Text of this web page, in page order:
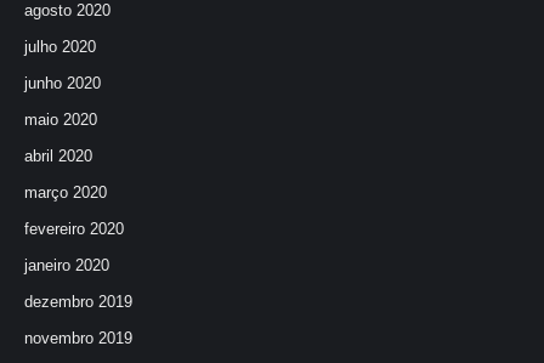
agosto 2020
julho 2020
junho 2020
maio 2020
abril 2020
março 2020
fevereiro 2020
janeiro 2020
dezembro 2019
novembro 2019